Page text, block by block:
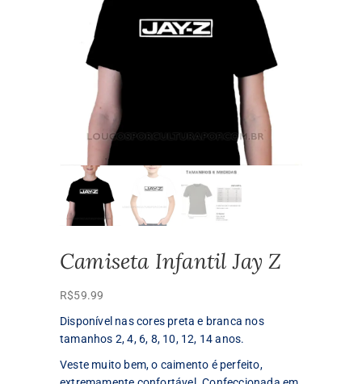
Camiseta Infantil Jay Z
R$59.99
Disponível nas cores preta e branca nos
tamanhos 2, 4, 6, 8, 10, 12, 14 anos.
Veste muito bem, o caimento é perfeito,